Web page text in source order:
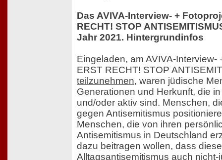
Das AVIVA-Interview- +
RECHT! STOP
Jahr 2021. Hintergrundinfos
Eingeladen, am AVIVA-Interview-
ERST RECHT! STOP
teilzunehmen, waren jüdische
Generationen und Herkunft, die
und/oder aktiv sind. Menschen,
gegen Antisemitismus
Menschen, die von ihren
Antisemitismus in Deutschland
dazu beitragen wollen, dass
Alltagsantisemitismus auch